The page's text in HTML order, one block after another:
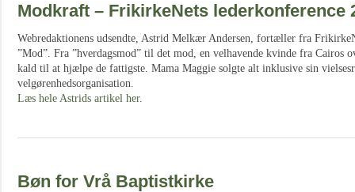
Modkraft – FrikirkeNets lederkonference
Webredaktionens udsendte, Astrid Melkær Andersen, fortæller fra
”Mod”. Fra ”hverdagsmod” til det mod, en velhavende kvinde fra Cairos
kald til at hjælpe de fattigste. Mama Maggie solgte alt inklusive sin
velgørenhedsorganisation.
Læs hele Astrids artikel her.
Bøn for Vrå Baptistkirke